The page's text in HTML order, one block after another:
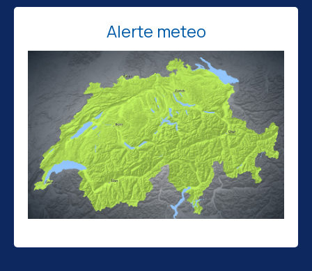
Alerte meteo